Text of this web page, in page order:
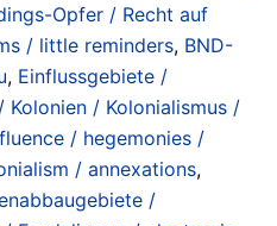
Opfer / Recht auf
/ little reminders, BND-
, Einflussgebiete /
Kolonien / Kolonialismus /
/ hegemonies /
/ annexations,
/